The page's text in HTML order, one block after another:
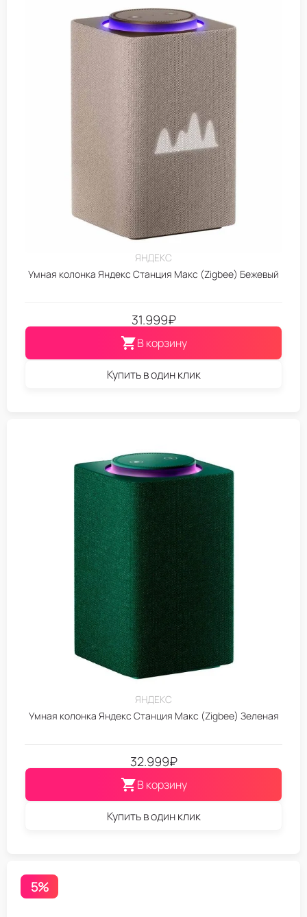
ЯНДЕКС
Умная колонка Яндекс Станция Макс (Zigbee) Бежевый
31.999₽
В корзину
Купить в один клик
ЯНДЕКС
Умная колонка Яндекс Станция Макс (Zigbee) Зеленая
32.999₽
В корзину
Купить в один клик
5%